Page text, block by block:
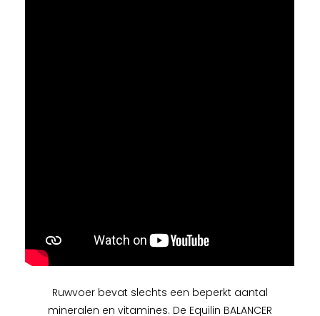
Ruwvoer bevat slechts een beperkt aantal
mineralen en vitamines. De Equilin BALANCER